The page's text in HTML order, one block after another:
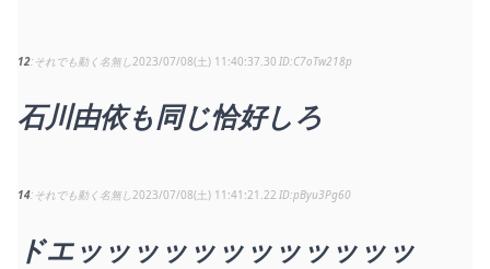
12 それでも動く名無し 2023/07/08(土) 11:40:37.30 C7oTw218p
石川由依も同じ恰好しろ
14 それでも動く名無し 2023/07/08(土) 11:41:21.22 pByu3Pg60
ドエッッッッッッッッッッッッ